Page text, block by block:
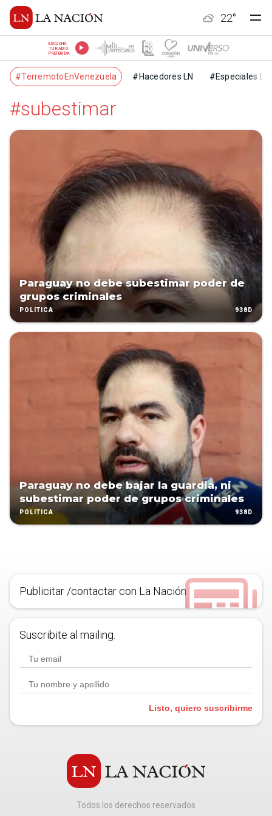
22°
ESCUCHÁ
TU RADIO
PREFERIDA
#TerremotoEnVenezuela #Hacedores LN #Especiales LN
#subestimar
Paraguay no debe subestimar poder de
grupos criminales
POLÍTICA 938D
Paraguay no debe bajar la guardia, ni
subestimar poder de grupos criminales
POLÍTICA 938D
Publicitar /contactar con La Nación
Suscribite al mailing.
Listo, quiero suscribirme
Todos los derechos reservados